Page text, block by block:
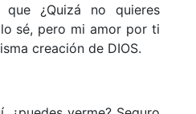
¿Quizá no quieres
sé, pero mi amor por ti
creación de DIOS.